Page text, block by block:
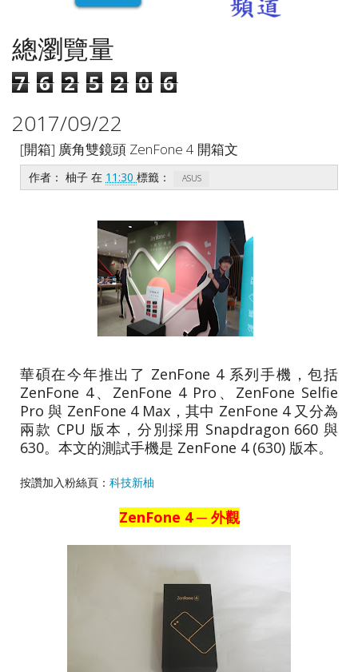
總瀏覽量
7 6 2 5 2 0 6
2017/09/22
[開箱] 廣角雙鏡頭 ZenFone 4 開箱文
作者： 柚子 在 11:30 標籤： ASUS
華碩在今年推出了 ZenFone 4 系列手機，包括
ZenFone 4、ZenFone 4 Pro、ZenFone Selfie
Pro 與 ZenFone 4 Max，其中 ZenFone 4 又分為
兩款 CPU 版本，分別採用 Snapdragon 660 與
630。 本文的測試手機是 ZenFone 4 (630) 版本。
按讚加入粉絲頁： 科技新柚
ZenFone 4 ─ 外觀